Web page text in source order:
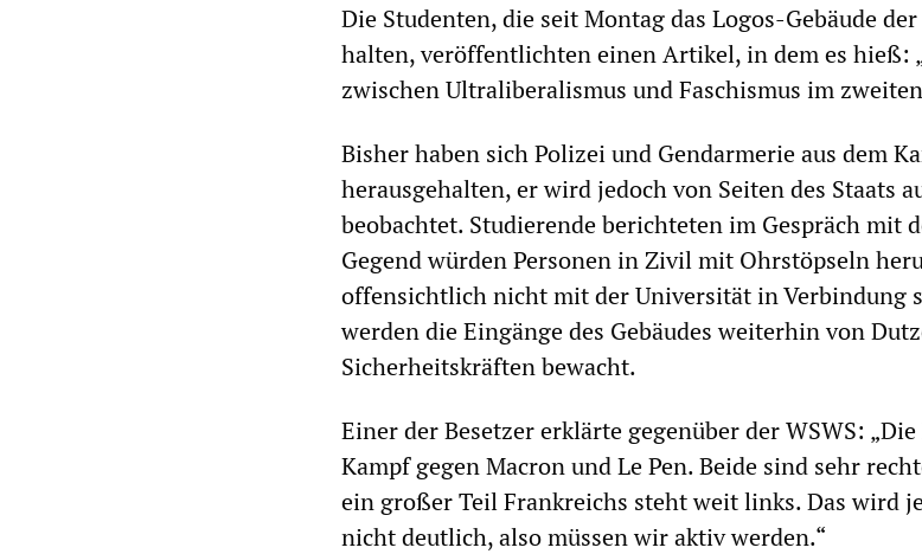
Die Studenten, die seit Montag das Logos-Gebäude
halten, veröffentlichten einen Artikel, in dem es hieß:
zwischen Ultraliberalismus und Faschismus im
Bisher haben sich Polizei und Gendarmerie aus dem
herausgehalten, er wird jedoch von Seiten des Staats
beobachtet. Studierende berichteten im Gespräch mit
Gegend würden Personen in Zivil mit Ohrstöpseln
offensichtlich nicht mit der Universität in Verbindung
werden die Eingänge des Gebäudes weiterhin von
Sicherheitskräften bewacht.
Einer der Besetzer erklärte gegenüber der WSWS:
Kampf gegen Macron und Le Pen. Beide sind sehr
ein großer Teil Frankreichs steht weit links. Das wird
nicht deutlich, also müssen wir aktiv werden.“